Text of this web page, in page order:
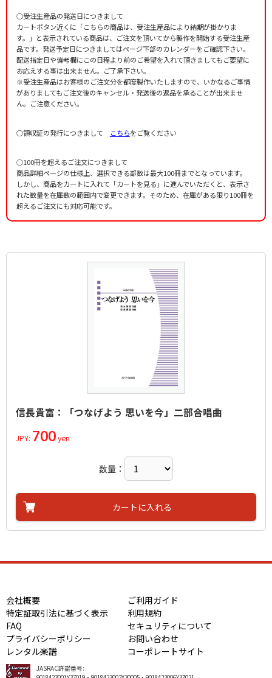
○受注生産品の発送日につきまして
カートボタン近くに「こちらの商品は、受注生産品により納期が掛かりま
す。」と表示されている商品は、ご注文を頂いてから製作を開始する受注生産
品です。発送予定日につきましてはページ下部のカレンダーをご確認下さい。
配送指定日や備考欄にこの日程より前のご希望を入れて頂きましてもご要望に
お応えする事は出来ません。ご了承下さい。
※受注生産品はお客様のご注文分を都度製作いたしますので、いかなるご事情
がありましてもご注文後のキャンセル・発送後の返品を承ることが出来ませ
ん。ご注意ください。
○領収証の発行につきまして こちらをご覧ください
○100冊を超えるご注文につきまして
商品詳細ページの仕様上、選択できる部数は最大100冊までとなっています。
しかし、商品をカートに入れて「カートを見る」に進んでいただくと、表示さ
れた数量を在庫数の範囲内で変更できます。そのため、在庫がある限り100冊を
超えるご注文にも対応可能です。
信長貴富：「つなげよう 思いを今」二部合唱曲
JPY: 700yen
数量：
カートに入れる
会社概要
ご利用ガイド
特定証取引法に基づく表示
利用規約
FAQ
セキュリティについて
プライバシーポリシー
お問い合わせ
レンタル楽譜
コーポレートサイト
JASRAC許諾番号: